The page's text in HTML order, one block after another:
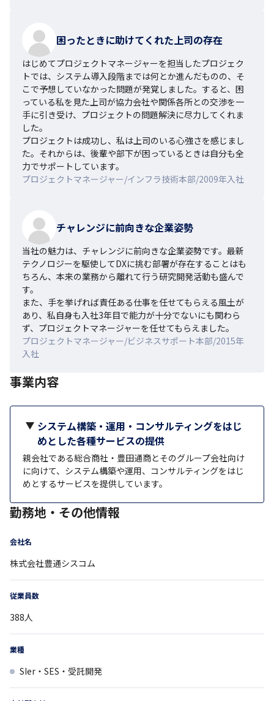
困ったときに助けてくれた上司の存在
はじめてプロジェクトマネージャーを担当したプロジェク
トでは、システム導入段階までは何とか進んだものの、そ
こで予想していなかった問題が発覚しました。すると、困
っている私を見た上司が協力会社や関係各所との交渉を一
手に引き受け、プロジェクトの問題解決に尽力してくれま
した。
プロジェクトは成功し、私は上司のいる心強さを感じまし
た。それからは、後輩や部下が困っているときは自分も全
力でサポートしています。
プロジェクトマネージャー/インフラ技術本部/2009年入社
チャレンジに前向きな企業姿勢
当社の魅力は、チャレンジに前向きな企業姿勢です。最新
テクノロジーを駆使してDXに挑む部署が存在することはも
ちろん、本来の業務から離れて行う研究開発活動も盛んで
す。
また、手を挙げれば責任ある仕事を任せてもらえる風土が
あり、私自身も入社3年目で能力が十分でないにも関わら
ず、プロジェクトマネージャーを任せてもらえました。
プロジェクトマネージャー/ビジネスサポート本部/2015年
入社
事業内容
システム構築・運用・コンサルティングをはじ
めとした各種サービスの提供
親会社である総合商社・豊田通商とそのグループ会社向け
に向けて、システム構築や運用、コンサルティングをはじ
めとするサービスを提供しています。
勤務地・その他情報
会社名
株式会社豊通シスコム
従業員数
388人
業種
SIer・SES・受託開発